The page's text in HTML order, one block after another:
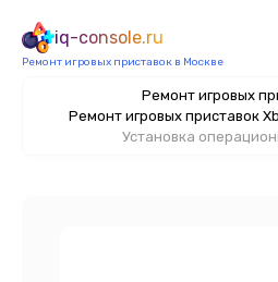
iq-console.ru
Ремонт игровых приставок в Москве
Ремонт игровых
Ремонт игровых приставок
Установка